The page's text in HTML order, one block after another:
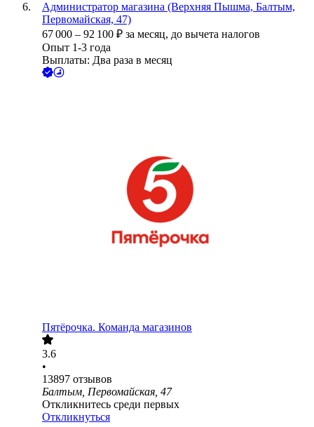
Администратор магазина (Верхняя Пышма, Балтым,
Первомайская, 47)
67 000 – 92 100 ₽ за месяц, до вычета налогов
Опыт 1-3 года
Выплаты: Два раза в месяц
Пятёрочка. Команда магазинов
3.6
•
13897 отзывов
Балтым, Первомайская, 47
Откликнитесь среди первых
Откликнуться